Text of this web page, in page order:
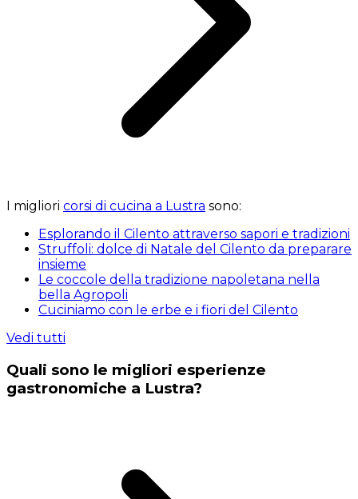
I migliori corsi di cucina a Lustra sono:
Esplorando il Cilento attraverso sapori e tradizioni
Struffoli: dolce di Natale del Cilento da preparare
insieme
Le coccole della tradizione napoletana nella
bella Agropoli
Cuciniamo con le erbe e i fiori del Cilento
Vedi tutti
Quali sono le migliori esperienze
gastronomiche a Lustra?